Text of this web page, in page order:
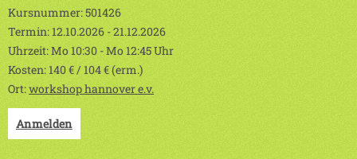
Kursnummer: 501426
Termin: 12.10.2026 - 21.12.2026
Uhrzeit: Mo 10:30 - Mo 12:45 Uhr
Kosten: 140 € / 104 € (erm.)
Ort:workshop hannover e.v.
Anmelden